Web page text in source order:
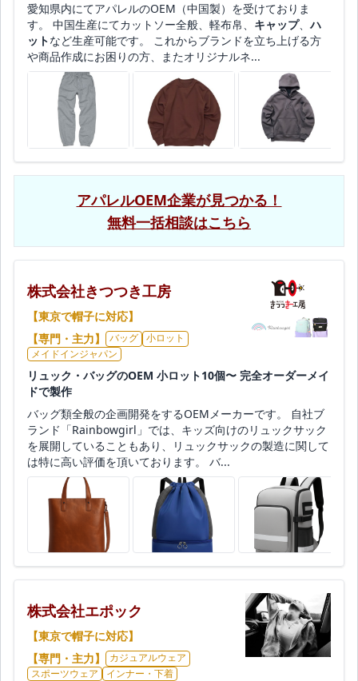
愛知県内にてアパレルのOEM（中国製）を受けておりま
す。 中国生産にてカットソー全般、軽布帛、 キャップ、ハ
ットなど生産可能です。 これからブランドを立ち上げる方
や商品作成にお困りの方、またオリジナルネ...
アパレルOEM企業が見つかる！
無料一括相談はこちら
株式会社きつつき工房
【東京で帽子に対応】
【専門・主力】
バッグ 小ロット
メイドインジャパン
リュック・バッグのOEM 小ロット10個〜 完全オーダーメイ
ドで製作
バッグ類全般の企画開発をするOEMメーカーです。 自社ブ
ランド「Rainbowgirl」では、キッズ向けのリュックサック
を展開していることもあり、リュックサックの製造に関して
は特に高い評価を頂いております。 バ...
株式会社エポック
【東京で帽子に対応】
【専門・主力】
カジュアルウェア
スポーツウェア
インナー・下着